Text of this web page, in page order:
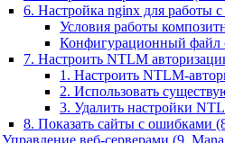
6. Настройка nginx для работы
Условия работы
Конфигурационный файл
7. Настроить NTLM
1. Настроить NTLM-
2. Использовать
3. Удалить настройки
8. Показать сайты с ошибками
веб-серверами (9.